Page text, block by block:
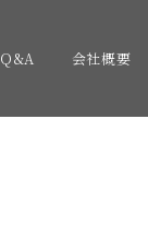
Q&A 会社概要